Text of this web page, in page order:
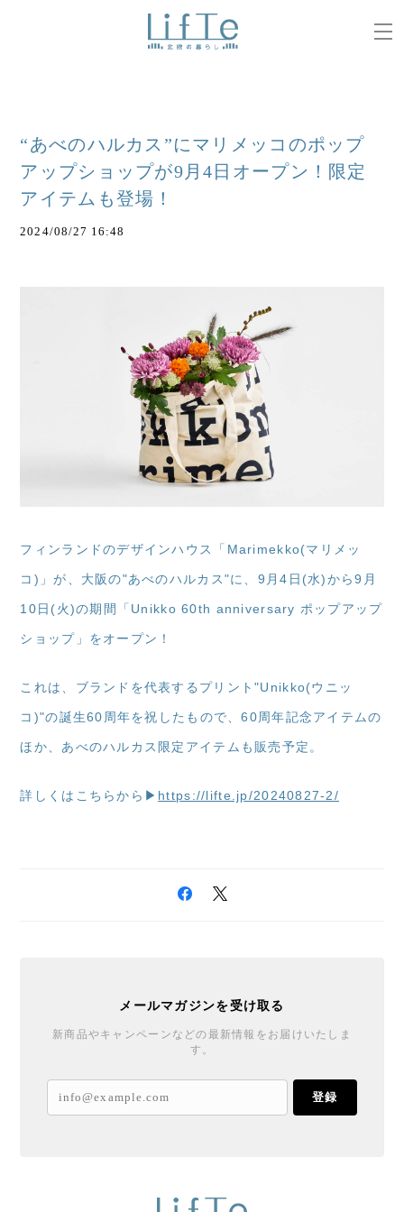
“あべのハルカス”にマリメッコのポップ
アップショップが9月4日オープン！限定
アイテムも登場！
2024/08/27 16:48
フィンランドのデザインハウス「Marimekko(マリメッ
コ)」が、大阪の"あべのハルカス"に、9月4日(水)から9月
10日(火)の期間「Unikko 60th anniversary ポップアップ
ショップ」をオープン！
これは、ブランドを代表するプリント"Unikko(ウニッ
コ)"の誕生60周年を祝したもので、60周年記念アイテムの
ほか、あべのハルカス限定アイテムも販売予定。
詳しくはこちらから▶ https://lifte.jp/20240827-2/
メールマガジンを受け取る
新商品やキャンペーンなどの最新情報をお届けいたしま
す。
登録